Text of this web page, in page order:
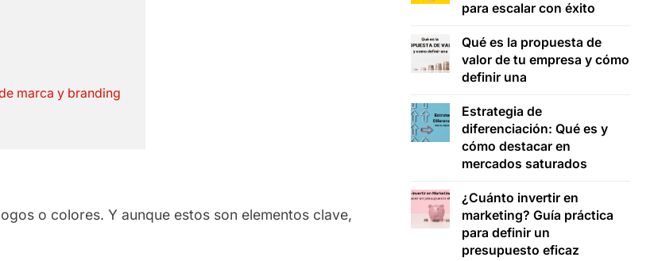
marca y branding
o colores. Y aunque estos son elementos clave,
para escalar con éxito
Qué es la propuesta de
valor de tu empresa y cómo
definir una
Estrategia de
diferenciación: Qué es y
cómo destacar en
mercados saturados
¿Cuánto invertir en
marketing? Guía práctica
para definir un
presupuesto eficaz